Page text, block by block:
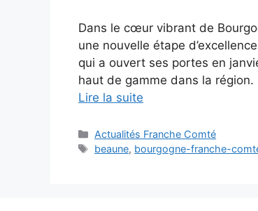
Dans le cœur vibrant de
une nouvelle étape
qui a ouvert ses portes en
haut de gamme dans la
Lire la suite
Catégories
Actualités Franche Comté
Étiquettes
beaune, bourgogne-franche-